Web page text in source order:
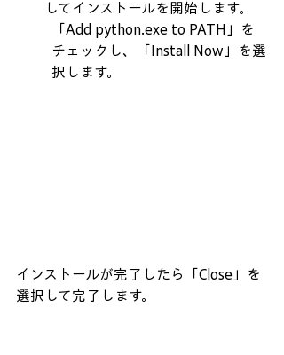
してインストールを開始します。
「Add python.exe to PATH」を
チェックし、「Install Now」を選
択します。
インストールが完了したら「Close」を
選択して完了します。